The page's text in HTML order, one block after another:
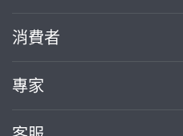
關於我們
部落格
加入我們
消費者
買服務
專家
案件中心